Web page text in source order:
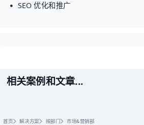
SEO 优化和推广
相关案例和文章...
首页 解决方案 按部门 市场&营销部